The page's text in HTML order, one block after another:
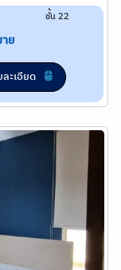
ชั้น 22
ย
ะเอียด